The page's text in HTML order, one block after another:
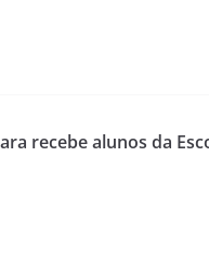
recebe alunos da